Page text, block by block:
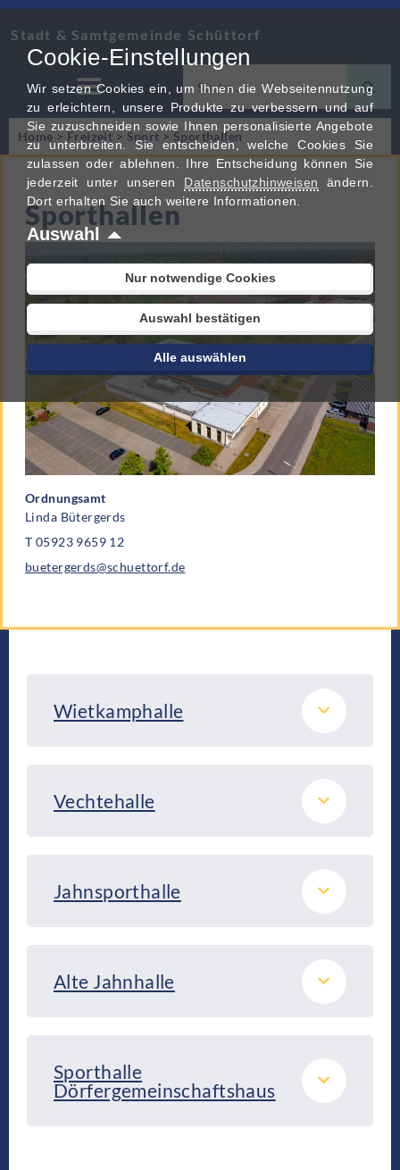
Stadt & Samtgemeinde Schüttorf
Home > Freizeit > Sport > Sporthallen
Sporthallen
Ordnungsamt
Linda Bütergerds
T 05923 9659 12
buetergerds@schuettorf.de
Wietkamphalle
Vechtehalle
Jahnsporthalle
Alte Jahnhalle
Sporthalle
Dörfergemeinschaftshaus
Cookie-Einstellungen
Wir setzen Cookies ein, um Ihnen die Webseitennutzung
zu erleichtern, unsere Produkte zu verbessern und auf
Sie zuzuschneiden sowie Ihnen personalisierte Angebote
zu unterbreiten. Sie entscheiden, welche Cookies Sie
zulassen oder ablehnen. Ihre Entscheidung können Sie
jederzeit unter unseren Datenschutzhinweisen ändern.
Dort erhalten Sie auch weitere Informationen.
Auswahl
Nur notwendige Cookies
Auswahl bestätigen
Alle auswählen